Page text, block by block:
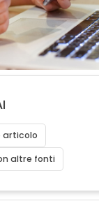
articolo
altre fonti